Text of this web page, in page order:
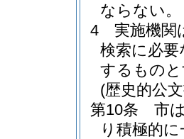
ならない。
4
実施機関
検索に必
するもの
(歴史的公
第10条
市
り積極的